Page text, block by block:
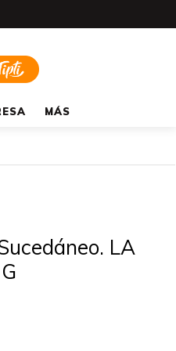
MÁS
LA